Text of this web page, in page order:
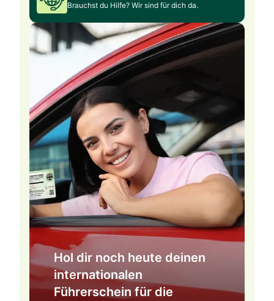
Brauchst du Hilfe? Wir sind für dich da.
Hol dir noch heute deinen
internationalen
Führerschein für die